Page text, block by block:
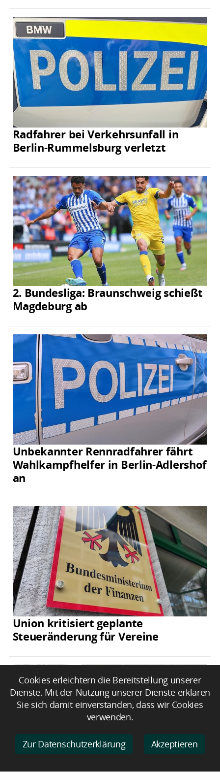
Radfahrer bei Verkehrsunfall in
Berlin-Rummelsburg verletzt
2. Bundesliga: Braunschweig schießt
Magdeburg ab
Unbekannter Rennradfahrer fährt
Wahlkampfhelfer in Berlin-Adlershof
an
Union kritisiert geplante
Steueränderung für Vereine
Cookies erleichtern die Bereitstellung unserer
Dienste. Mit der Nutzung unserer Dienste erklären
Sie sich damit einverstanden, dass wir Cookies
verwenden.
Zur Datenschutzerklärung Akzeptieren